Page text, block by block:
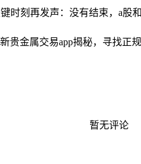
时刻再发声：没有结束，a股
贵金属交易app揭秘，寻找正
暂无评论